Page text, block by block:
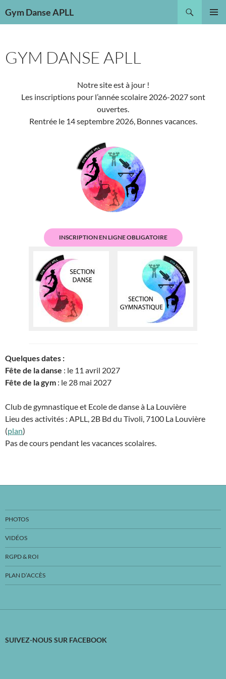
auGym Danse APLL
GYM DANSE APLL
Notre site est à jour !
Les inscriptions pour l’année scolaire 2026-2027 sont
ouvertes.
Rentrée le 14 septembre 2026, Bonnes vacances.
INSCRIPTION EN LIGNE OBLIGATOIRE
Quelques dates :
Fête de la danse : le 11 avril 2027
Fête de la gym : le 28 mai 2027
Club de gymnastique et Ecole de danse à La Louvière
Lieu des activités : APLL, 2B Bd du Tivoli, 7100 La Louvière
(plan)
Pas de cours pendant les vacances scolaires.
PHOTOS
VIDÉOS
RGPD & ROI
PLAN D’ACCÈS
SUIVEZ-NOUS SUR FACEBOOK